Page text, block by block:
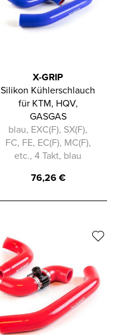
X-GRIP
Silikon Kühlerschlauch
für KTM, HQV,
GASGAS
blau, EXC(F), SX(F),
FC, FE, EC(F), MC(F),
etc., 4 Takt, blau
76,26€